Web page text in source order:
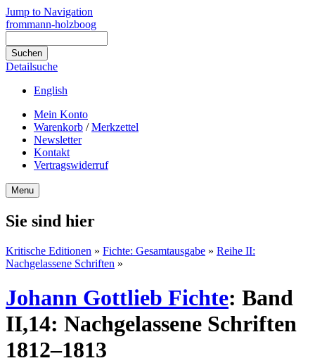
Jump to Navigation
frommann-holzboog
Detailsuche
English
Mein Konto
Warenkorb /Merkzettel
Newsletter
Kontakt
Vertragswiderruf
Menu
Sie sind hier
Kritische Editionen » Fichte: Gesamtausgabe » Reihe II:
Nachgelassene Schriften »
Johann Gottlieb Fichte: Band
II,14: Nachgelassene Schriften
1812–1813